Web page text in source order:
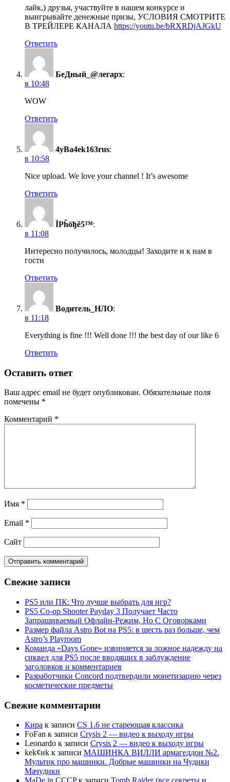
лайк,) друзья, участвуйте в нашем конкурсе и
выигрывайте денежные призы, УСЛОВИЯ СМОТРИТЕ
В ТРЕЙЛЕРЕ КАНАЛА https://youtu.be/bRXRDjAJGkU
Ответить
БеДный_@легарх:
в 10:48
WOW
Ответить
4yBa4ek163rus:
в 10:58
Nice upload. We love your channel ! It’s awesome
Ответить
ÏPĥöђě5™:
в 11:08
Интересно получилось, молодцы! Заходите и к нам в
гости
Ответить
Водитель_НЛО:
в 11:18
Everything is fine !!! Well done !!! the best day of our like 6
Ответить
Оставить ответ
Ваш адрес email не будет опубликован. Обязательные поля
помечены *
Комментарий *
Имя *
Email *
Сайт
Свежие записи
PS5 или ПК: Что лучше выбрать для игр?
PS5 Co-op Shooter Payday 3 Получает Часто
Запрашиваемый Офлайн-Режим, Но С Оговорками
Размер файла Astro Bot на PS5: в шесть раз больше, чем
Astro’s Playroom
Команда «Days Gone» извиняется за ложное надежду на
сиквел для PS5 после вводящих в заблуждение
заголовков и комментариев
Разработчики Concord подтвердили монетизацию через
косметические предметы
Свежие комментарии
Кира к записи CS 1.6 не стареющая классика
FoFan к записи Crysis 2 — видео к выходу игры
Leonardo к записи Crysis 2 — видео к выходу игры
kek¢иk к записи МАШИНКА ВИЛЛИ армагеддон №2.
Мультик про машинки. Добрые машинки на Чудики
Мачудики